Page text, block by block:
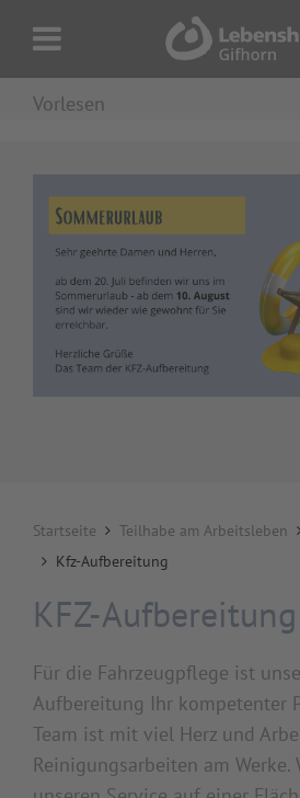
Vorlesen
Startseite Teilhabe am Arbeitsleben
Kfz-Aufbereitung
KFZ-Aufbereitung
Für die Fahrzeugpflege ist
Aufbereitung Ihr kompetenter
Team ist mit viel Herz und
Reinigungsarbeiten am